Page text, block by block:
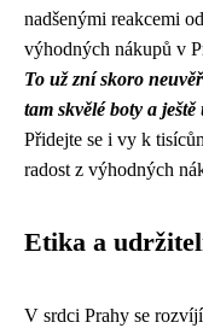
nadšenými reakcemi
výhodných nákupů v
To už zní skoro
tam skvělé boty a
Přidejte se i vy k
radost z výhodných
Etika a
V srdci Prahy se